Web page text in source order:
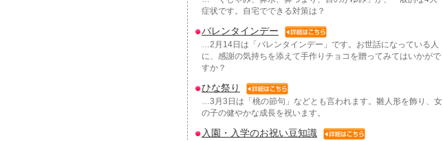
症状です。自宅でできる対策は？
バレンタインデー
…2月14日は「バレンタインデー」です。お世話になっている人
に、感謝の気持ちを添えて手作りチョコを贈ってみてはいかがで
すか？
ひな祭り
…3月3日は「桃の節句」などとも言われます。雛人形を飾り、女
の子の健やかな成長を祝います。
入園・入学のお祝い豆知識